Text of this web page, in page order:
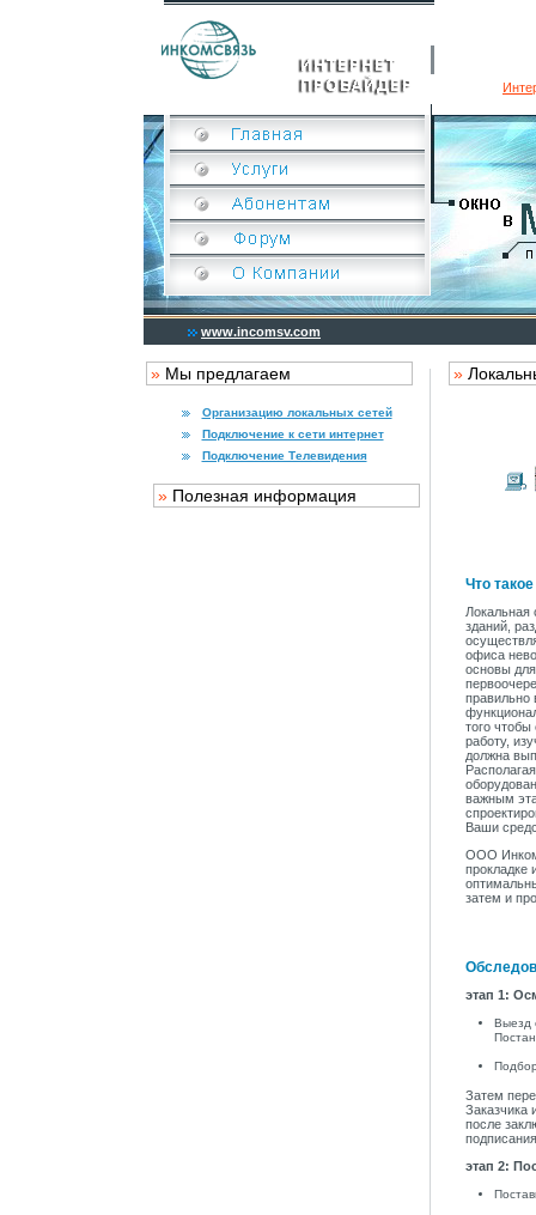
www.incomsv.com
» Мы предлагаем
Организацию локальных сетей
Подключение к сети интернет
Подключение Телевидения
» Полезная информация
»
Что
Локальная
зданий,
офиса
основы
правильно
того
работу,
должна
важным
Ваши
ООО
прокладке
затем и
этап 1:
Выезд
Затем
Заказчика
после
этап 2: